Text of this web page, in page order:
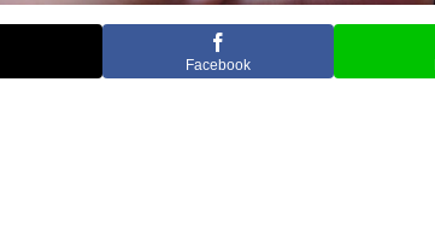
Facebook